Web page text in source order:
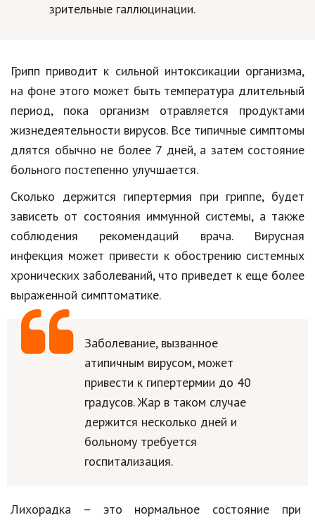
зрительные галлюцинации.
Грипп приводит к сильной интоксикации организма,
на фоне этого может быть температура длительный
период, пока организм отравляется продуктами
жизнедеятельности вирусов. Все типичные симптомы
длятся обычно не более 7 дней, а затем состояние
больного постепенно улучшается.
Сколько держится гипертермия при гриппе, будет
зависеть от состояния иммунной системы, а также
соблюдения рекомендаций врача. Вирусная
инфекция может привести к обострению системных
хронических заболеваний, что приведет к еще более
выраженной симптоматике.
Заболевание, вызванное
атипичным вирусом, может
привести к гипертермии до 40
градусов. Жар в таком случае
держится несколько дней и
больному требуется
госпитализация.
Лихорадка – это нормальное состояние при